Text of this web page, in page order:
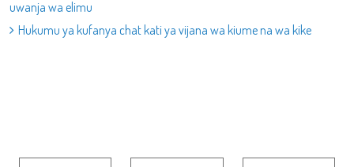
uwanja wa elimu
Hukumu ya kufanya chat kati ya vijana wa kiume na wa kike